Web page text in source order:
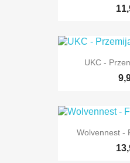
UKC -
Wolvennest -